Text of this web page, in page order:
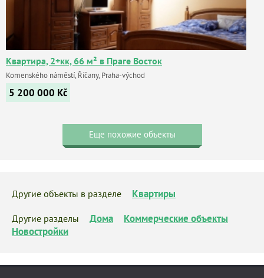
Квартира, 2+кк, 66 м² в Праге Восток
Komenského náměstí, Říčany, Praha-východ
5 200 000 Kč
Еще похожие объекты
Другие объекты в разделе Квартиры
Другие разделы Дома
Коммерческие объекты
Новостройки